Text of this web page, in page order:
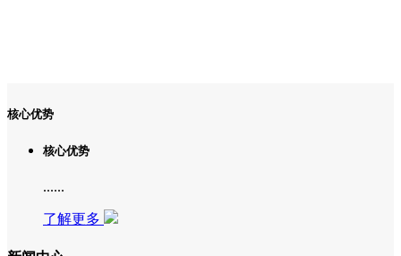
核心优势
核心优势
......
了解更多